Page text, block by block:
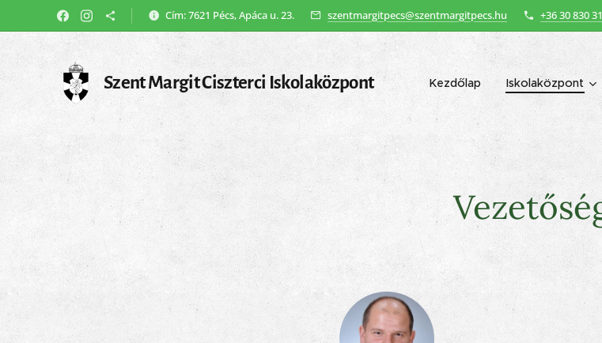
Cím: 7621 Pécs, Apáca u. 23. szentmargitpecs@szentmargitpecs.hu +36 30 830
Szent Margit Ciszterci Iskolaközpont Kezdőlap Iskolaközpont